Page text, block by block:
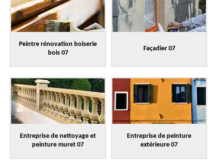
Peintre rénovation boiserie
bois 07
Façadier 07
Entreprise de nettoyage et
peinture muret 07
Entreprise de peinture
extérieure 07